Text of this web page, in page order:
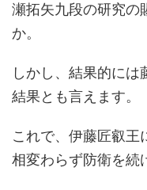
瀬拓矢九段の研究の
か。
しかし、結果的には
結果とも言えます。
これで、伊藤匠叡王
相変わらず防衛を続